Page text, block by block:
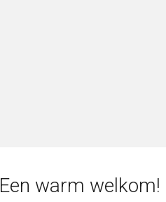
Een warm welkom!